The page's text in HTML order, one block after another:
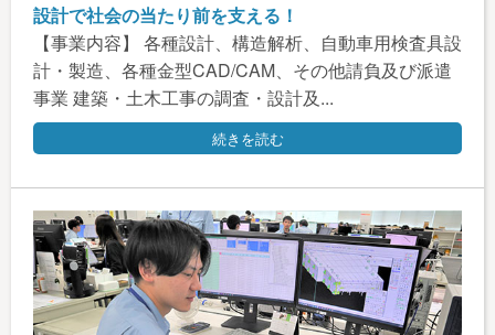
設計で社会の当たり前を支える！
【事業内容】 各種設計、構造解析、自動車用検査具設
計・製造、各種金型CAD/CAM、その他請負及び派遣
事業 建築・土木工事の調査・設計及...
続きを読む